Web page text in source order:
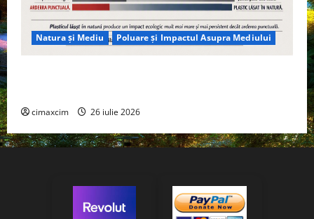
Natura și Mediu Poluare și Impactul Asupra Mediului
cimaxcim 26 iulie 2026